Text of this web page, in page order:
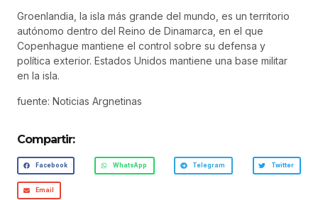
Groenlandia, la isla más grande del mundo, es un territorio
autónomo dentro del Reino de Dinamarca, en el que
Copenhague mantiene el control sobre su defensa y
política exterior. Estados Unidos mantiene una base militar
en la isla.
fuente: Noticias Argnetinas
Compartir:
Facebook WhatsApp Telegram Twitter
Email